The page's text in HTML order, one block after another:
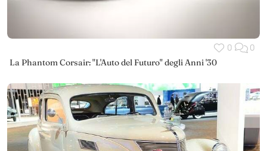
0 0
La Phantom Corsair: "L'Auto del Futuro" degli Anni '30